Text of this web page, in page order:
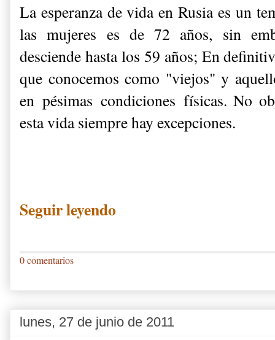
La esperanza de vida en Rusia es un
las mujeres es de 72 años, sin
desciende hasta los 59 años; En
que conocemos como "viejos" y
en pésimas condiciones físicas. No
esta vida siempre hay excepciones.
Seguir leyendo
0 comentarios
lunes, 27 de junio de 2011